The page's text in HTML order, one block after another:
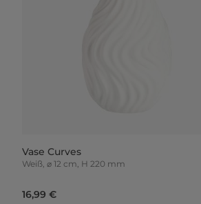
Vase Curves
Weiß, ⌀ 12 cm, H 220 mm
16,99 €